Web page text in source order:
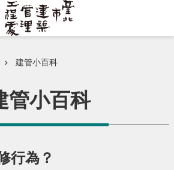
建管小百科
管小百科
行為？